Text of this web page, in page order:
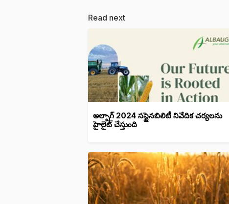
Read next
అల్బాగ్ 2024 సస్టైనబిలిటీ నివేదిక చర్యలను
హైలైట్ చేస్తుంది